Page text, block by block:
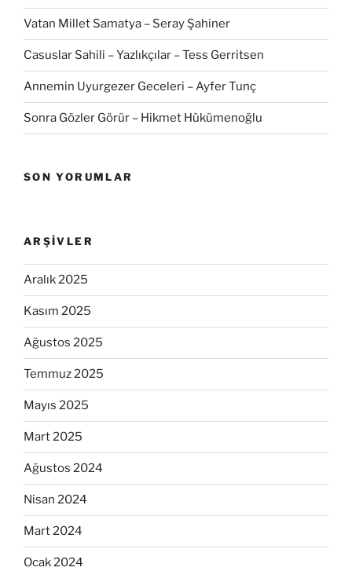
Vatan Millet Samatya – Seray Şahiner
Casuslar Sahili – Yazlıkçılar – Tess Gerritsen
Annemin Uyurgezer Geceleri – Ayfer Tunç
Sonra Gözler Görür – Hikmet Hükümenoğlu
SON YORUMLAR
ARŞIVLER
Aralık 2025
Kasım 2025
Ağustos 2025
Temmuz 2025
Mayıs 2025
Mart 2025
Ağustos 2024
Nisan 2024
Mart 2024
Ocak 2024